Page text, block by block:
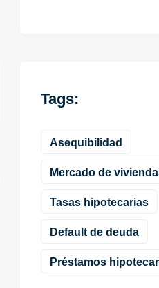
Tags:
Asequibilidad
Mercado de
Tasas hipotecarias
Default de deuda
Préstamos